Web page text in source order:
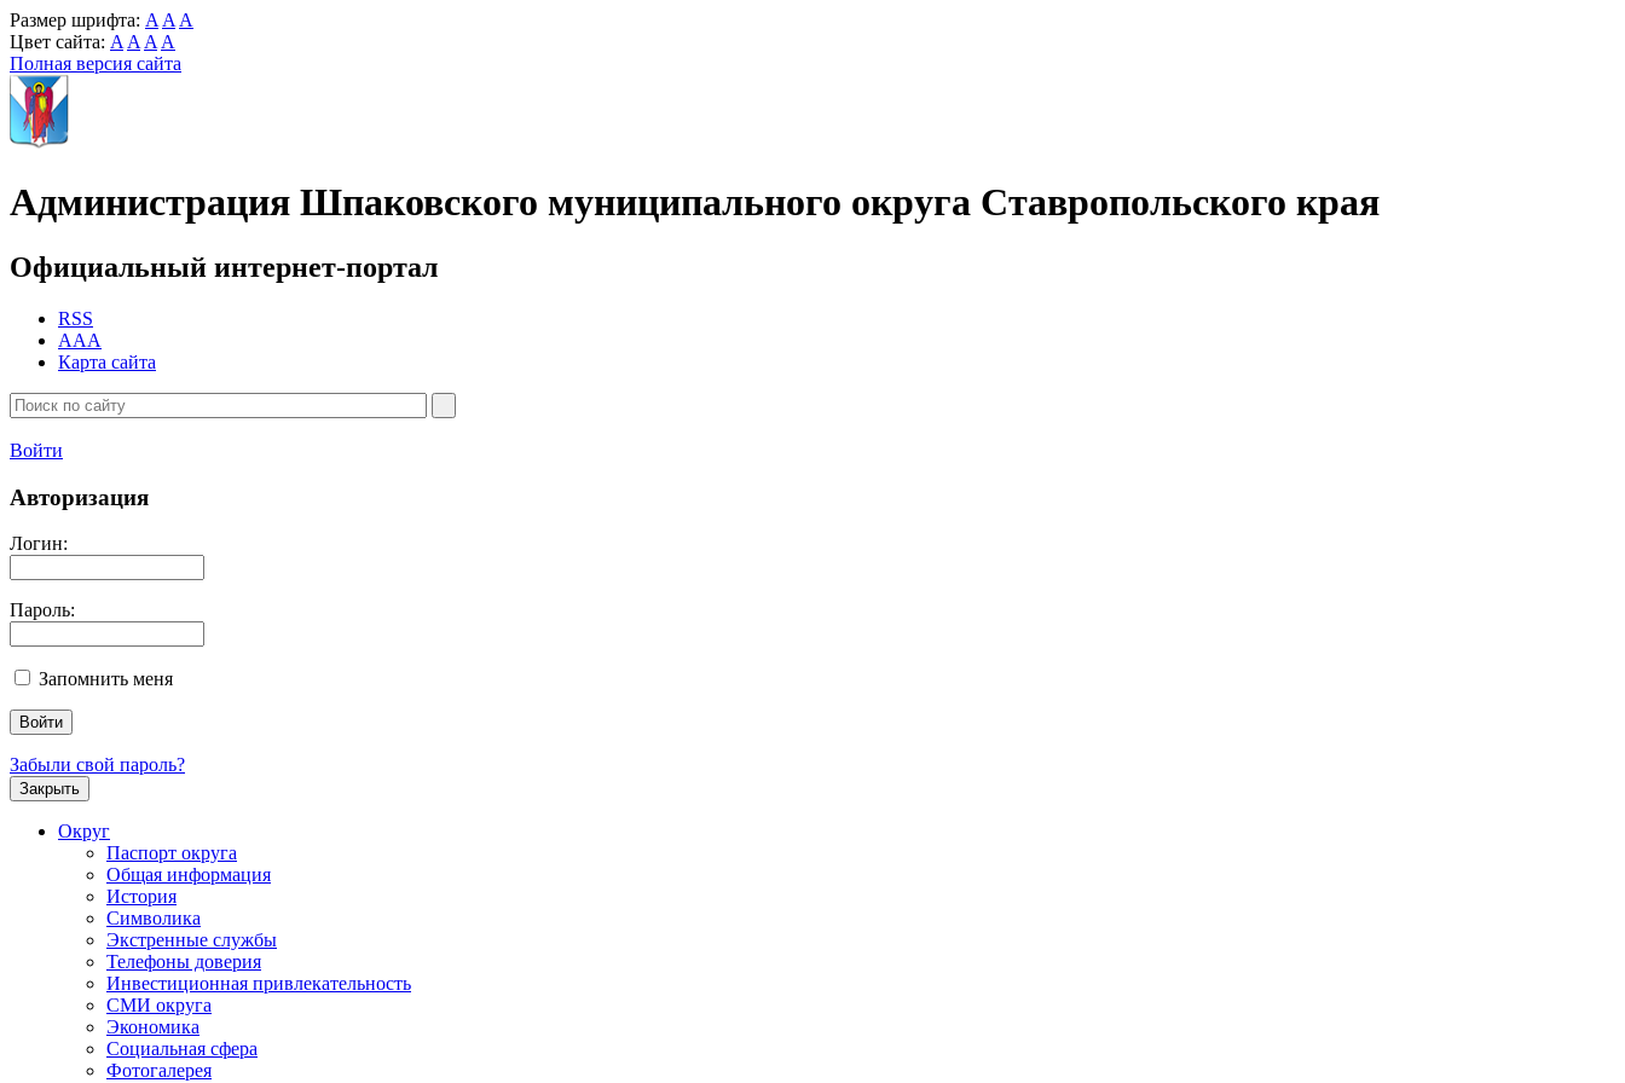
Размер шрифта: A A A
Цвет сайта: A A A A
Полная версия сайта
Администрация Шпаковского муниципального округа Ставропольского края
Официальный интернет-портал
RSS
AAA
Карта сайта
Войти
Авторизация
Логин:
Пароль:
Запомнить меня
Забыли свой пароль?
Закрыть
Округ
Паспорт округа
Общая информация
История
Символика
Экстренные службы
Телефоны доверия
Инвестиционная привлекательность
СМИ округа
Экономика
Социальная сфера
Фотогалерея